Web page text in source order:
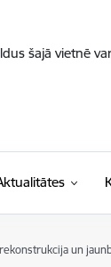
šajā vietnē
un